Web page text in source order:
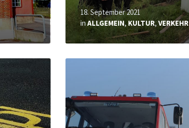
18. September 2021
inALLGEMEIN,KULTUR,VERKEHR
Mehr